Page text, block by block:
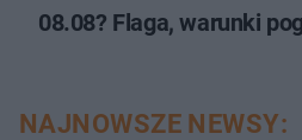
08.08? Flaga, warunki
NAJNOWSZE NEWSY: